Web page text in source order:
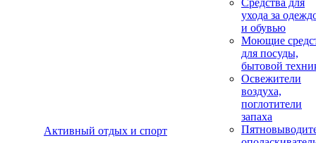
Активный отдых и спорт
Средства для
ухода за
и обувью
Моющие
для посуды,
бытовой
Освежители
воздуха,
поглотители
запаха